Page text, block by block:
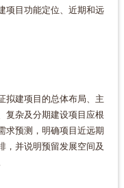
项目功能定位、近期和远
拟建项目的总体布局、主
复杂及分期建设项目应根
求预测，明确项目近远期
，并说明预留发展空间及